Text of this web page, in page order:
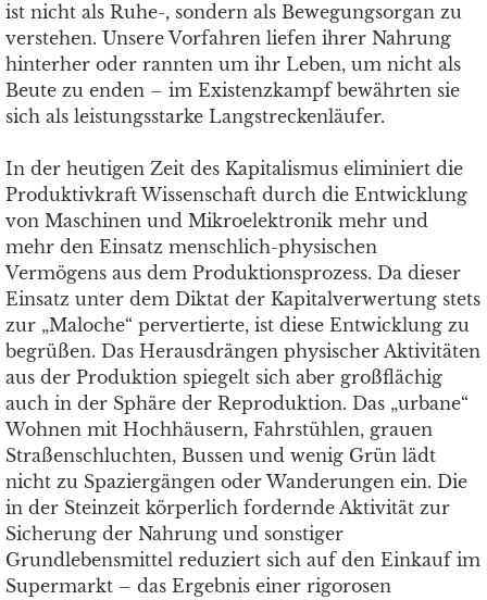
ist nicht als Ruhe-, sondern als Bewegungsorgan zu
verstehen. Unsere Vorfahren liefen ihrer Nahrung
hinterher oder rannten um ihr Leben, um nicht als
Beute zu enden – im Existenzkampf bewährten sie
sich als leistungsstarke Langstreckenläufer.
In der heutigen Zeit des Kapitalismus eliminiert die
Produktivkraft Wissenschaft durch die Entwicklung
von Maschinen und Mikroelektronik mehr und
mehr den Einsatz menschlich-physischen
Vermögens aus dem Produktionsprozess. Da dieser
Einsatz unter dem Diktat der Kapitalverwertung stets
zur „Maloche“ pervertierte, ist diese Entwicklung zu
begrüßen. Das Herausdrängen physischer Aktivitäten
aus der Produktion spiegelt sich aber großflächig
auch in der Sphäre der Reproduktion. Das „urbane“
Wohnen mit Hochhäusern, Fahrstühlen, grauen
Straßenschluchten, Bussen und wenig Grün lädt
nicht zu Spaziergängen oder Wanderungen ein. Die
in der Steinzeit körperlich fordernde Aktivität zur
Sicherung der Nahrung und sonstiger
Grundlebensmittel reduziert sich auf den Einkauf im
Supermarkt – das Ergebnis einer rigorosen